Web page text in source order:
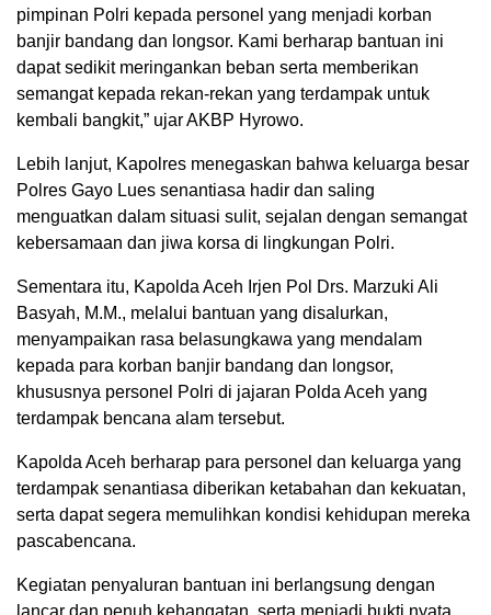
pimpinan Polri kepada personel yang menjadi korban
banjir bandang dan longsor. Kami berharap bantuan ini
dapat sedikit meringankan beban serta memberikan
semangat kepada rekan-rekan yang terdampak untuk
kembali bangkit,” ujar AKBP Hyrowo.
Lebih lanjut, Kapolres menegaskan bahwa keluarga besar
Polres Gayo Lues senantiasa hadir dan saling
menguatkan dalam situasi sulit, sejalan dengan semangat
kebersamaan dan jiwa korsa di lingkungan Polri.
Sementara itu, Kapolda Aceh Irjen Pol Drs. Marzuki Ali
Basyah, M.M., melalui bantuan yang disalurkan,
menyampaikan rasa belasungkawa yang mendalam
kepada para korban banjir bandang dan longsor,
khususnya personel Polri di jajaran Polda Aceh yang
terdampak bencana alam tersebut.
Kapolda Aceh berharap para personel dan keluarga yang
terdampak senantiasa diberikan ketabahan dan kekuatan,
serta dapat segera memulihkan kondisi kehidupan mereka
pascabencana.
Kegiatan penyaluran bantuan ini berlangsung dengan